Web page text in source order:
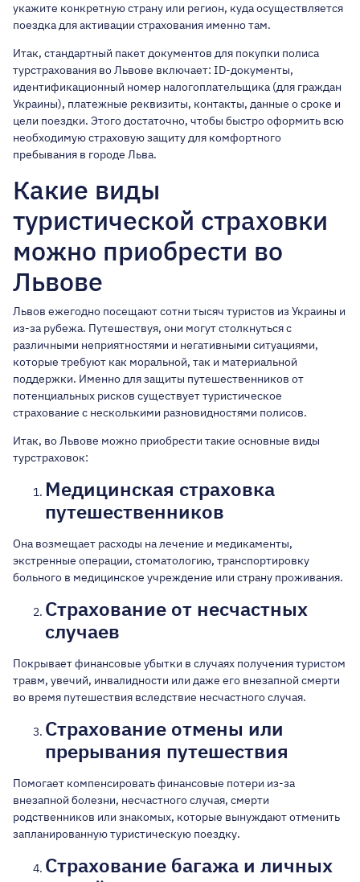
укажите конкретную страну или регион, куда осуществляется
поездка для активации страхования именно там.
Итак, стандартный пакет документов для покупки полиса
турстрахования во Львове включает: ID-документы,
идентификационный номер налогоплательщика (для граждан
Украины), платежные реквизиты, контакты, данные о сроке и
цели поездки. Этого достаточно, чтобы быстро оформить всю
необходимую страховую защиту для комфортного
пребывания в городе Льва.
Какие виды
туристической страховки
можно приобрести во
Львове
Львов ежегодно посещают сотни тысяч туристов из Украины и
из-за рубежа. Путешествуя, они могут столкнуться с
различными неприятностями и негативными ситуациями,
которые требуют как моральной, так и материальной
поддержки. Именно для защиты путешественников от
потенциальных рисков существует туристическое
страхование с несколькими разновидностями полисов.
Итак, во Львове можно приобрести такие основные виды
турстраховок:
Медицинская страховка
путешественников
Она возмещает расходы на лечение и медикаменты,
экстренные операции, стоматологию, транспортировку
больного в медицинское учреждение или страну проживания.
Страхование от несчастных
случаев
Покрывает финансовые убытки в случаях получения туристом
травм, увечий, инвалидности или даже его внезапной смерти
во время путешествия вследствие несчастного случая.
Страхование отмены или
прерывания путешествия
Помогает компенсировать финансовые потери из-за
внезапной болезни, несчастного случая, смерти
родственников или знакомых, которые вынуждают отменить
запланированную туристическую поездку.
Страхование багажа и личных